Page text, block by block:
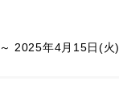
2025年4月15日(火)